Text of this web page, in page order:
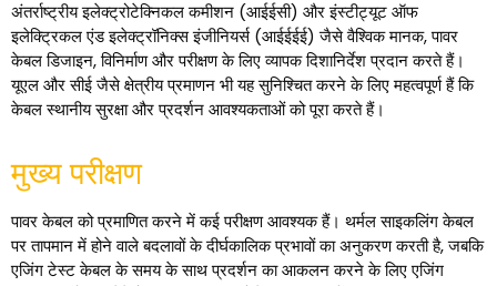
अंतर्राष्ट्रीय इलेक्ट्रोटेक्निकल कमीशन (आईईसी) और इंस्टीट्यूट ऑफ
इलेक्ट्रिकल एंड इलेक्ट्रॉनिक्स इंजीनियर्स (आईईईई) जैसे वैश्विक मानक, पावर
केबल डिजाइन, विनिर्माण और परीक्षण के लिए व्यापक दिशानिर्देश प्रदान करते हैं।
यूएल और सीई जैसे क्षेत्रीय प्रमाणन भी यह सुनिश्चित करने के लिए महत्वपूर्ण हैं कि
केबल स्थानीय सुरक्षा और प्रदर्शन आवश्यकताओं को पूरा करते हैं।
मुख्य परीक्षण
पावर केबल को प्रमाणित करने में कई परीक्षण आवश्यक हैं। थर्मल साइकलिंग केबल
पर तापमान में होने वाले बदलावों के दीर्घकालिक प्रभावों का अनुकरण करती है, जबकि
एजिंग टेस्ट केबल के समय के साथ प्रदर्शन का आकलन करने के लिए एजिंग